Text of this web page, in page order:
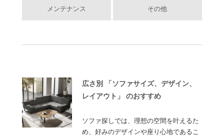
メンテナンス その他
広さ別 「ソファサイズ、デザイン、
レイアウト」 のおすすめ
ソファ探しでは、理想の空間を叶えるた
め、好みのデザインや座り心地であるこ